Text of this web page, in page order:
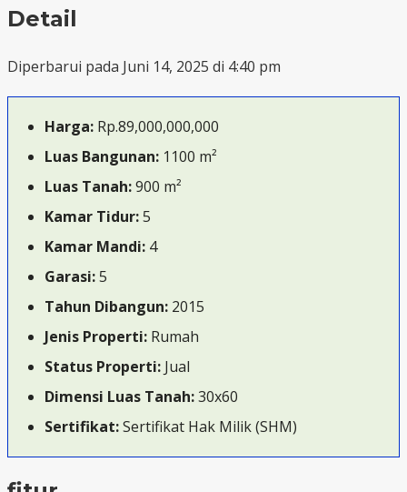
Detail
Diperbarui pada Juni 14, 2025 di 4:40 pm
Harga: Rp.89,000,000,000
Luas Bangunan: 1100 m²
Luas Tanah:900 m²
Kamar Tidur:5
Kamar Mandi: 4
Garasi:5
Tahun Dibangun: 2015
Jenis Properti: Rumah
Status Properti: Jual
Dimensi Luas Tanah:30x60
Sertifikat:Sertifikat Hak Milik (SHM)